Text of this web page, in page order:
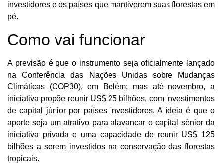
investidores e os países que mantiverem suas florestas em
pé.
Como vai funcionar
A previsão é que o instrumento seja oficialmente lançado
na Conferência das Nações Unidas sobre Mudanças
Climáticas (COP30), em Belém; mas até novembro, a
iniciativa propõe reunir US$ 25 bilhões, com investimentos
de capital júnior por países investidores. A ideia é que o
aporte seja um atrativo para alavancar o capital sênior da
iniciativa privada e uma capacidade de reunir US$ 125
bilhões a serem investidos na conservação das florestas
tropicais.